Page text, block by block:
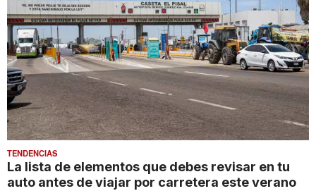
TENDENCIAS
La lista de elementos que debes revisar en tu
auto antes de viajar por carretera este verano